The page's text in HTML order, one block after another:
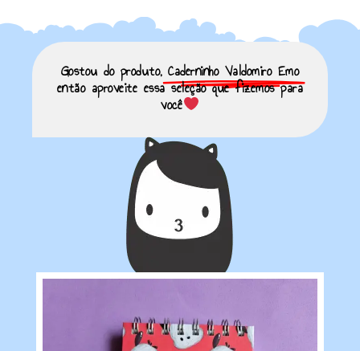
Gostou do produto,Caderninho Valdomiro Emo
então aproveite essa seleção que fizemos para
você